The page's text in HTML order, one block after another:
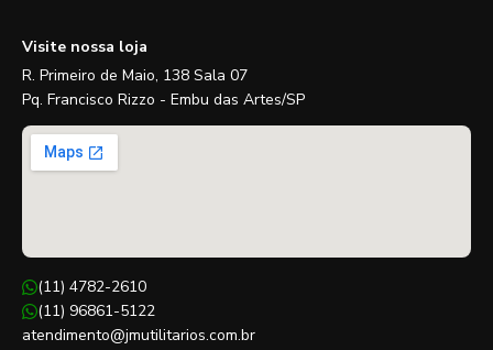
Visite nossa loja
R. Primeiro de Maio, 138 Sala 07
Pq. Francisco Rizzo - Embu das Artes/SP
(11) 4782-2610
(11) 96861-5122
atendimento@jmutilitarios.com.br